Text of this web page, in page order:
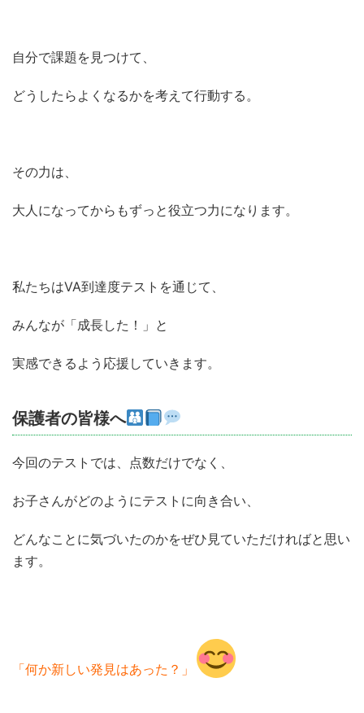
自分で課題を見つけて、
どうしたらよくなるかを考えて行動する。
その力は、
大人になってからもずっと役立つ力になります。
私たちはVA到達度テストを通じて、
みんなが「成長した！」と
実感できるよう応援していきます。
保護者の皆様へ
今回のテストでは、点数だけでなく、
お子さんがどのようにテストに向き合い、
どんなことに気づいたのかをぜひ見ていただければと思い
ます。
「何か新しい発見はあった？」